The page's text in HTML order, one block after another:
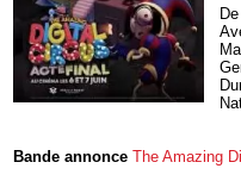
Bande annonce The Amazing